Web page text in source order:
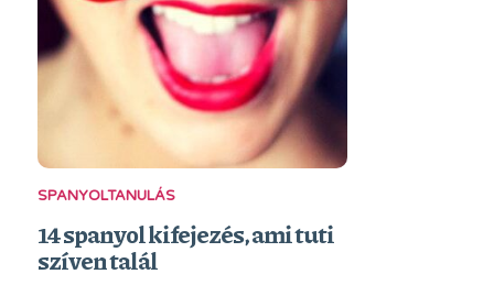
SPANYOLTANULÁS
14 spanyol kifejezés, ami tuti
szíven talál